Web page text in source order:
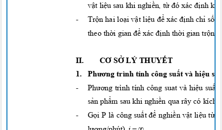
-
vật liệusau khinghiền, từ đóxácđịnh
Trộnhailoại vật liệu đểxácđịnh chỉ số
theo thời gianđểxácđịnh thời giantrộn
II. CƠ SỞLÝ THUYẾT
1.Phươngtrình tính côngsuấtvàhiệu
-
-
Phương trình tính công suat và hiệu suất
sản phẩmsau khi nghiềnqua rây có kích
GọiP là côngsuất để nghiền vật liệu từ